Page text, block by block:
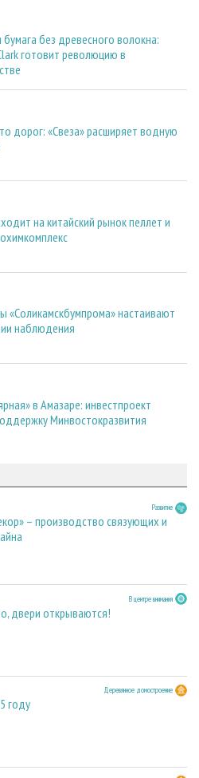
бумага без древесного волокна:
готовит революцию в
дорог: «Свеза» расширяет водную
на китайский рынок пеллет и
«Соликамскбумпрома» настаивают
наблюдения
в Амазаре: инвестпроект
Минвостокразвития
Развитие
– производство связующих и
В центре внимания
двери открываются!
Деревянное домостроение
году